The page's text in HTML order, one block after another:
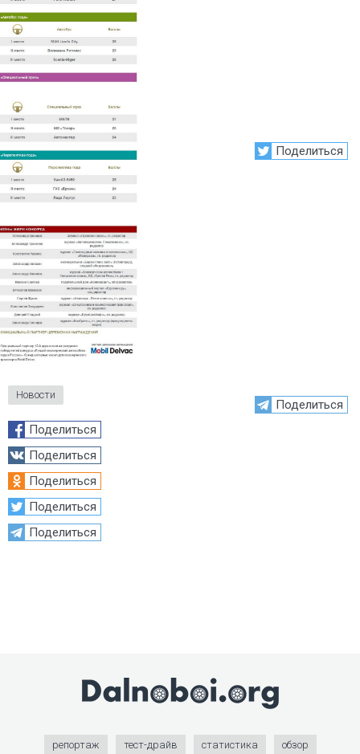
Новости
Поделиться
Поделиться
Поделиться
Поделиться
Поделиться
Поделиться
Поделиться
репортаж тест-драйв статистика обзор